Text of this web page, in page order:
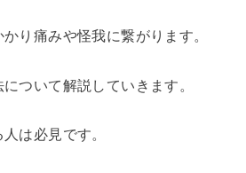
り痛みや怪我に繋がります。
ついて解説していきます。
は必見です。